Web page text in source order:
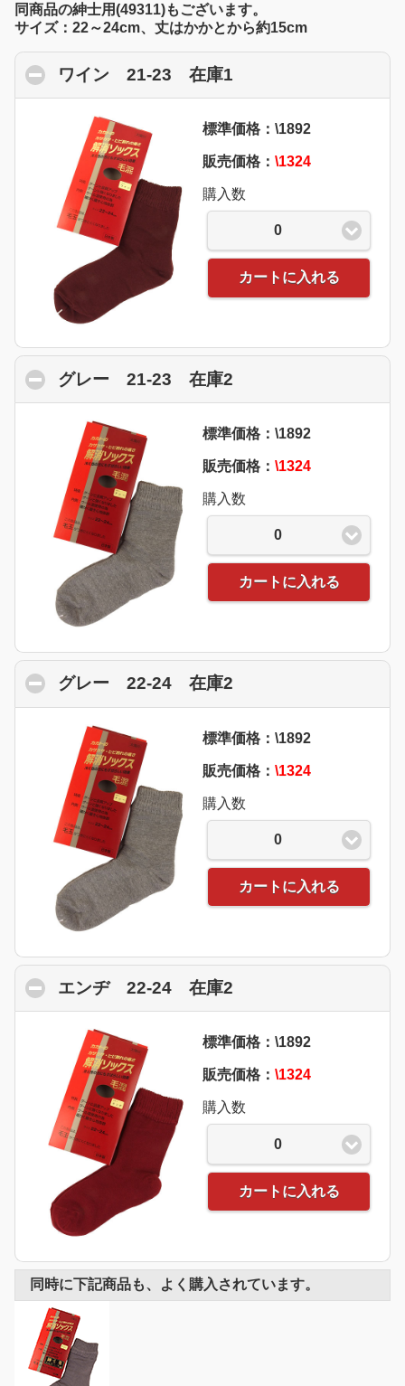
同商品の紳士用(49311)もございます。
サイズ：22～24cm、丈はかかとから約15cm
ワイン 21-23 在庫1
標準価格：\1892
販売価格： \1324
購入数
0
カートに入れる
グレー 21-23 在庫2
標準価格：\1892
販売価格： \1324
購入数
0
カートに入れる
グレー 22-24 在庫2
標準価格：\1892
販売価格： \1324
購入数
0
カートに入れる
エンヂ 22-24 在庫2
標準価格：\1892
販売価格： \1324
購入数
0
カートに入れる
同時に下記商品も、よく購入されています。